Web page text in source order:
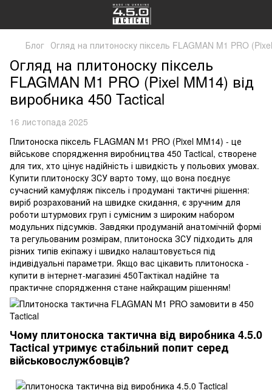
Блог Огляд на плитоноску піксель FLAGMAN M1 PRO
Огляд на плитоноску піксель
FLAGMAN M1 PRO (Pixel MM14) від
виробника 450 Tactical
16 листопада 2025
Плитоноска піксель FLAGMAN M1 PRO (Pixel MM14) - це
військове спорядження виробництва 450 Tactical, створене
для тих, хто цінує надійність і швидкість у польових умовах.
Купити плитоноску ЗСУ варто тому, що вона поєднує
сучасний камуфляж піксель і продумані тактичні рішення:
виріб розрахований на швидке скидання, є зручним для
роботи штурмових груп і сумісним з широким набором
модульних підсумків. Завдяки продуманій анатомічній формі
та регульованим розмірам, плитоноска ЗСУ підходить для
різних типів екіпажу і швидко налаштовується під
індивідуальні параметри. Якщо вас цікавить плитоноска -
купити в інтернет-магазині 450Тактікал надійне та
практичне спорядження стане найкращим рішенням!
Чому плитоноска тактична від виробника 4.5.0
Tactical утримує стабільний попит серед
військовослужбовців?